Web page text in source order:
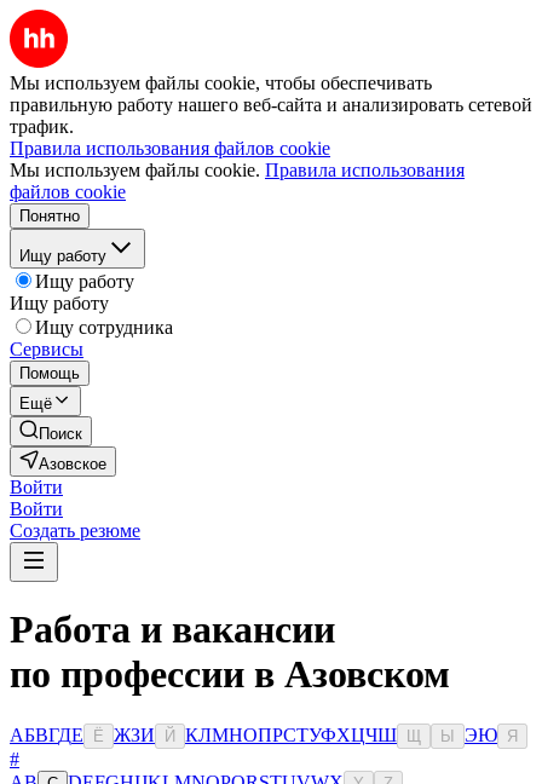
Мы используем файлы cookie, чтобы обеспечивать
правильную работу нашего веб-сайта и анализировать сетевой
трафик.
Правила использования файлов cookie
Мы используем файлы cookie. Правила использования
файлов cookie
Понятно
Ищу работу
Ищу работу
Ищу работу
Ищу сотрудника
Сервисы
Помощь
Ещё
Поиск
Азовское
Войти
Войти
Создать резюме
Работа и вакансии
по профессии в Азовском
АБВГДЕ Ё ЖЗИ Й КЛМНОПРСТУФХЦЧШ Ы ЭЮ Я
#